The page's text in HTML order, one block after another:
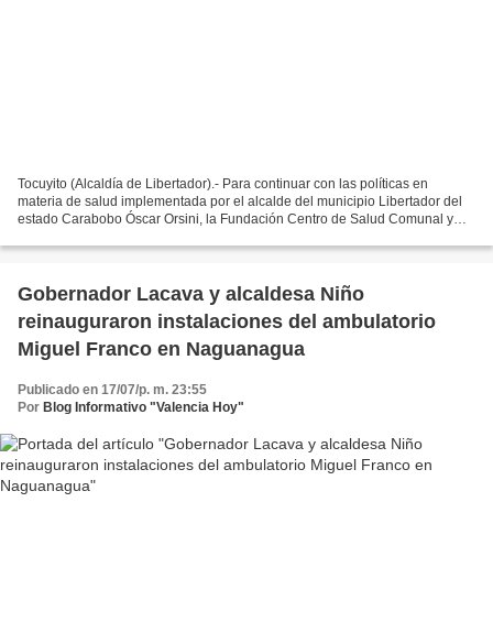
Tocuyito (Alcaldía de Libertador).- Para continuar con las políticas en
materia de salud implementada por el alcalde del municipio Libertador del
estado Carabobo Óscar Orsini, la Fundación Centro de Salud Comunal y
Gobernador Lacava y alcaldesa Niño
reinauguraron instalaciones del ambulatorio
Miguel Franco en Naguanagua
Publicado en 17/07/p. m. 23:55
Por Blog Informativo "Valencia Hoy"